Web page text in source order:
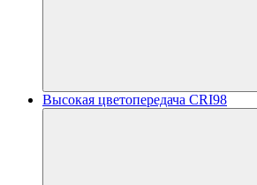
Высокая цветопередача CRI98